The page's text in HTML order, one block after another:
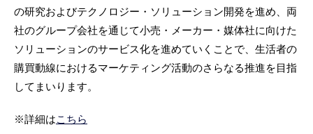
の研究およびテクノロジー・ソリューション開発を進め、両
社のグループ会社を通じて小売・メーカー・媒体社に向けた
ソリューションのサービス化を進めていくことで、生活者の
購買動線におけるマーケティング活動のさらなる推進を目指
してまいります。
※詳細はこちら